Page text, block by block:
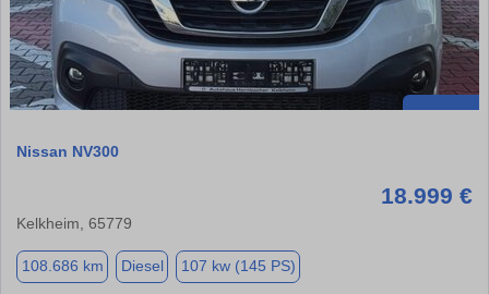
Nissan NV300
18.999 €
Kelkheim, 65779
108.686 km Diesel 107 kw (145 PS)